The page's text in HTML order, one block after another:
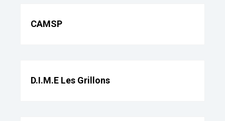
CAMSP
D.I.M.E Les Grillons